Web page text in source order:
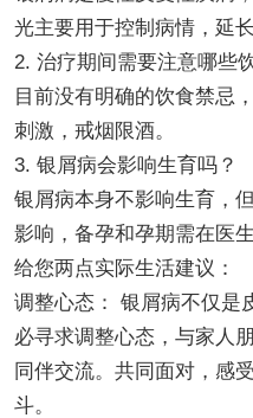
光主要用于控制病情，延长
2. 治疗期间需要注意哪些
目前没有明确的饮食禁忌
刺激，戒烟限酒。
3. 银屑病会影响生育吗？
银屑病本身不影响生育，
影响，备孕和孕期需在医
给您两点实际生活建议：
调整心态： 银屑病不仅是
必寻求调整心态，与家人
同伴交流。共同面对，感
斗。